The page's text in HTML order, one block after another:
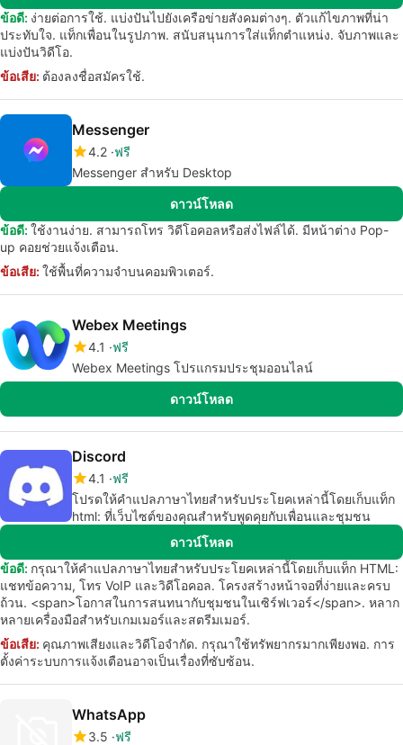
ข้อดี: ง่ายต่อการใช้. แบ่งปันไปยังเครือข่ายสังคมต่างๆ. ตัวแก้ไขภาพที่น่า
ประทับใจ. แท็กเพื่อนในรูปภาพ. สนับสนุนการใส่แท็กตำแหน่ง. จับภาพและ
แบ่งปันวิดีโอ.
ข้อเสีย: ต้องลงชื่อสมัครใช้.
Messenger
4.2 ฟรี
Messenger สำหรับ Desktop
ดาวน์โหลด
ข้อดี: ใช้งานง่าย. สามารถโทร วิดีโอคอลหรือส่งไฟล์ได้. มีหน้าต่าง Pop-
up คอยช่วยแจ้งเตือน.
ข้อเสีย: ใช้พื้นที่ความจำบนคอมพิวเตอร์.
Webex Meetings
4.1
ฟรี
Webex Meetings โปรแกรมประชุมออนไลน์
ดาวน์โหลด
Discord
4.1
ฟรี
โปรดให้คำแปลภาษาไทยสำหรับประโยคเหล่านี้โดยเก็บแท็ก
html: ที่เว็บไซต์ของคุณสำหรับพูดคุยกับเพื่อนและชุมชน
ดาวน์โหลด
ข้อดี: กรุณาให้คำแปลภาษาไทยสำหรับประโยคเหล่านี้โดยเก็บแท็ก HTML:
แชทข้อความ, โทร VoIP และวิดีโอคอล. โครงสร้างหน้าจอที่ง่ายและครบ
ถ้วน. <span>โอกาสในการสนทนากับชุมชนในเซิร์ฟเวอร์</span>. หลาก
หลายเครื่องมือสำหรับเกมเมอร์และสตรีมเมอร์.
ข้อเสีย: คุณภาพเสียงและวิดีโอจำกัด. กรุณาใช้ทรัพยากรมากเพียงพอ. การ
ตั้งค่าระบบการแจ้งเตือนอาจเป็นเรื่องที่ซับซ้อน.
WhatsApp
3.5 ฟรี